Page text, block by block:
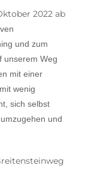
2022 ab
und zum
unserem Weg
mit einer
wenig
sich selbst
und